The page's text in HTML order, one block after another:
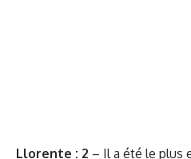
Llorente : 2 – Il a été le plus